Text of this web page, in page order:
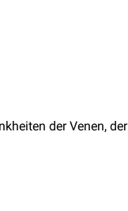
der Venen, der